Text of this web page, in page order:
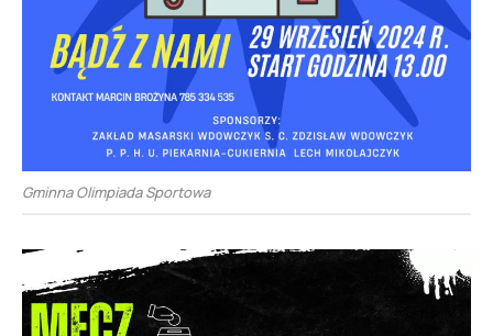
Gminna Olimpiada Sportowa